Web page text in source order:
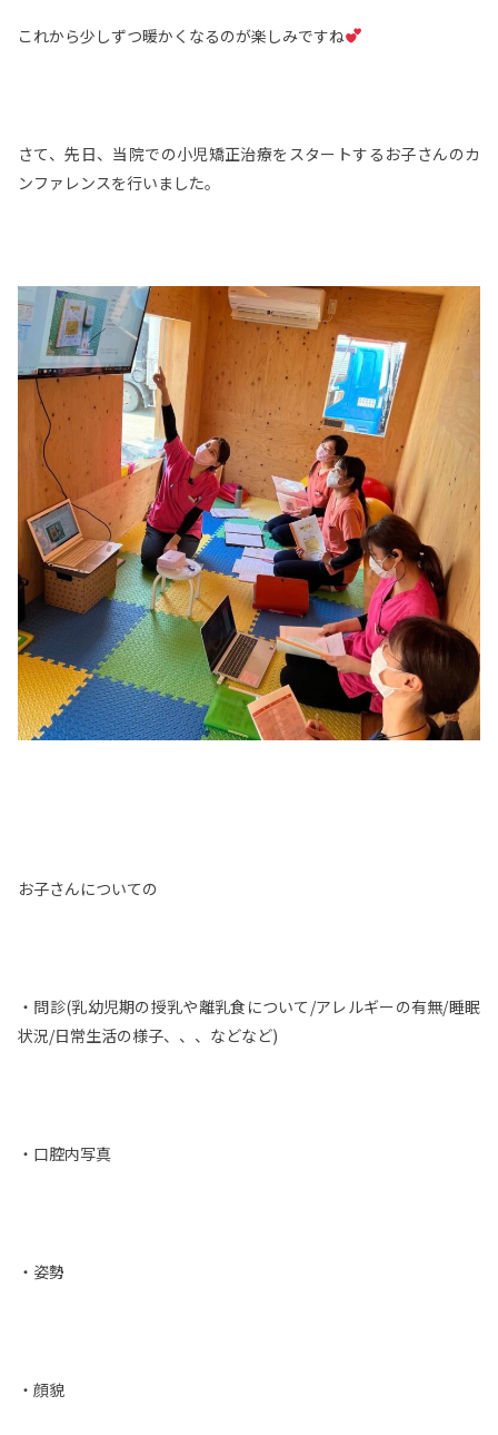
これから少しずつ暖かくなるのが楽しみですね
さて、先日、当院での小児矯正治療をスタートするお子さんのカ
ンファレンスを行いました。
お子さんについての
・問診(乳幼児期の授乳や離乳食について/アレルギーの有無/睡眠
状況/日常生活の様子、、、などなど)
・口腔内写真
・姿勢
・顔貌